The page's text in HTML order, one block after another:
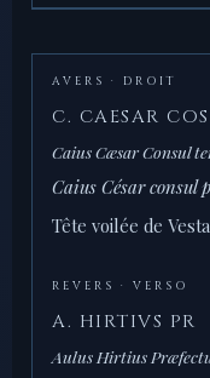
AVERS · DROIT
C. CAESAR
Caius Cæsar Consul
Caius César consul
Tête voilée de
REVERS · VERSO
A. HIRTIVS PR
Aulus Hirtius